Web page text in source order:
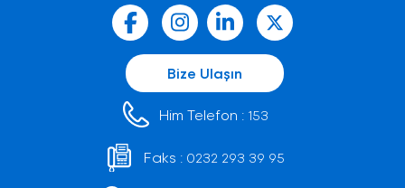
Bize Ulaşın
Him Telefon : 153
Faks : 0232 293 39 95